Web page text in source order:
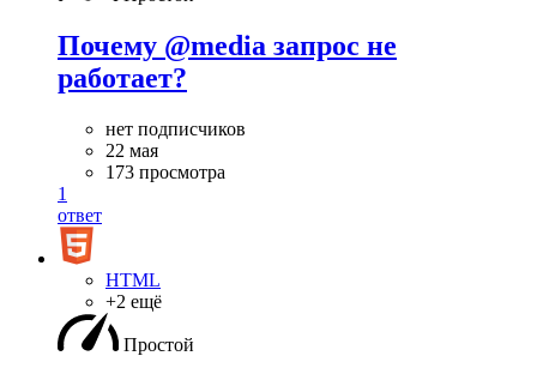
Почему @media запрос не
работает?
нет подписчиков
22 мая
173 просмотра
1
ответ
HTML
+2 ещё
Простой